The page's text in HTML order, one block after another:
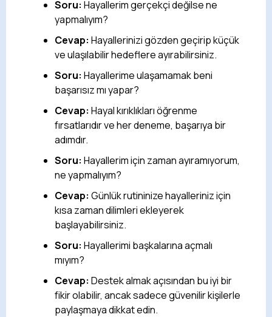
Soru: Hayallerim gerçekçi değilse ne
yapmalıyım?
Cevap: Hayallerinizi gözden geçirip küçük
ve ulaşılabilir hedeflere ayırabilirsiniz.
Soru: Hayallerime ulaşamamak beni
başarısız mı yapar?
Cevap: Hayal kırıklıkları öğrenme
fırsatlarıdır ve her deneme, başarıya bir
adımdır.
Soru: Hayallerim için zaman ayıramıyorum,
ne yapmalıyım?
Cevap: Günlük rutininize hayalleriniz için
kısa zaman dilimleri ekleyerek
başlayabilirsiniz.
Soru: Hayallerimi başkalarına açmalı
mıyım?
Cevap: Destek almak açısından bu iyi bir
fikir olabilir, ancak sadece güvenilir kişilerle
paylaşmaya dikkat edin.